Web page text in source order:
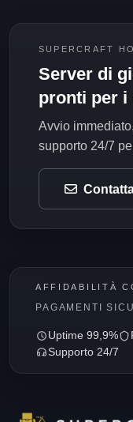
SUPERCRAFT
Server di
pronti per i
Avvio
supporto 24/7
AFFIDABILITÀ
PAGAMENTI
Uptime 99,9%
Supporto 24/7